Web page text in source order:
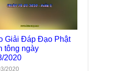
Giải Đáp Đạo Phật
tông ngày
2020
2020